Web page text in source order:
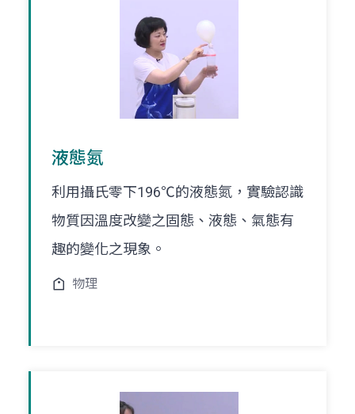
液態氮
利用攝氏零下196℃的液態氮，實驗認識
物質因溫度改變之固態、液態、氣態有
趣的變化之現象。
物理